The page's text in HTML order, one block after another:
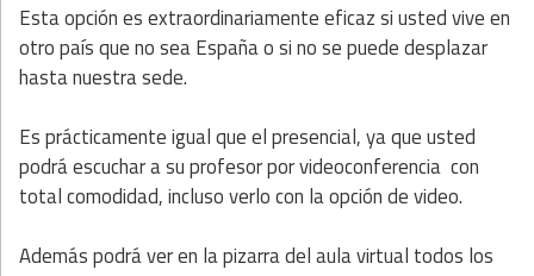
Esta opción es extraordinariamente eficaz si usted vive en
otro país que no sea España o si no se puede desplazar
hasta nuestra sede.
Es prácticamente igual que el presencial, ya que usted
podrá escuchar a su profesor por videoconferencia con
total comodidad, incluso verlo con la opción de video.
Además podrá ver en la pizarra del aula virtual todos los